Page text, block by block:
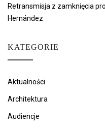
Retransmisja z zamknięcia
Hernández
KATEGORIE
Aktualności
Architektura
Audiencje